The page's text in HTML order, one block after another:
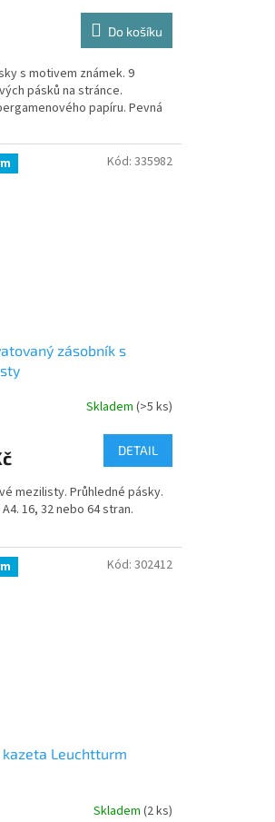
Do košíku
s motivem známek. 9
pásků na stránce.
papíru. Pevná
zásobník s
Skladem (>5 ks)
DETAIL
mezilisty. Průhledné pásky.
16, 32 nebo 64 stran.
Kód: 335982
kazeta Leuchtturm
Skladem (2 ks)
Kód: 302412